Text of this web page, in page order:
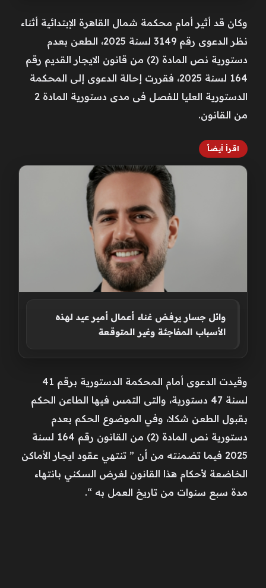
وكان قد أثير أمام محكمة شمال القاهرة الإبتدائية أثناء
نظر الدعوى رقم 3149 لسنة 2025، الطعن بعدم
دستورية نص المادة (2) من قانون الايجار القديم رقم
164 لسنة 2025، فقررت إحالة الدعوى إلى المحكمة
الدستورية العليا للفصل فى مدى دستورية المادة 2
من القانون.
اقرأ أيضاً
وائل جسار يرفض غناء أعمال أمير عيد لهذه
الأسباب المفاجئة وغير المتوقعة
وقيدت الدعوى أمام المحكمة الدستورية برقم 41
لسنة 47 دستورية، والتى التمس فيها الطاعن الحكم
بقبول الطعن شكلا، وفي الموضوع الحكم بعدم
دستورية نص المادة (2) من القانون رقم 164 لسنة
2025 فيما تضمنته من أن ” تنتهي عقود ايجار الأماكن
الخاضعة لأحكام هذا القانون لغرض السكني بانتهاء
مدة سبع سنوات من تاريخ العمل به “.